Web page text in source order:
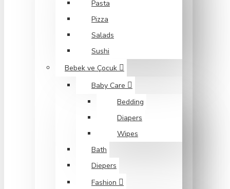
Pasta
Pizza
Salads
Sushi
Bebek ve Çocuk
Baby Care
Bedding
Diapers
Wipes
Bath
Diepers
Fashion